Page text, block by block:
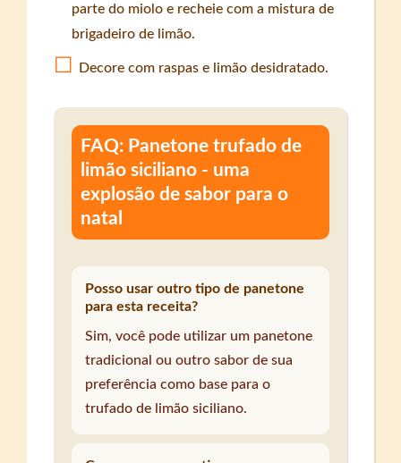
parte do miolo e recheie com a mistura de
brigadeiro de limão.
Decore com raspas e limão desidratado.
FAQ: Panetone trufado de
limão siciliano - uma
explosão de sabor para o
natal
Posso usar outro tipo de panetone
para esta receita?
Sim, você pode utilizar um panetone
tradicional ou outro sabor de sua
preferência como base para o
trufado de limão siciliano.